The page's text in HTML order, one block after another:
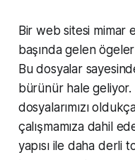
Bir web sitesi mimar
başında gelen
Bu dosyalar
bürünür hale geliyor.
dosyalarımızı
çalışmamıza dahil
yapısı ile daha derli